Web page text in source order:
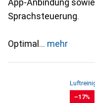
App-Anbindung
Sprachsteuerung.
Optimal mehr
−17%